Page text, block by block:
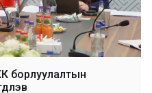
борлуулалтын